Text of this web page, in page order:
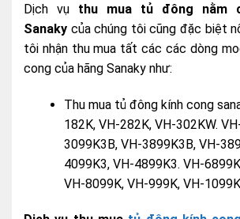
Dịch vụ thu mua tủ đông nằm
Sanaky của chúng tôi cũng đặc biệt
tôi nhận thu mua tất các các dòng
cong của hãng Sanaky như:
Thu mua tủ đông kính cong
182K, VH-282K, VH-302KW.
3099K3B, VH-3899K3B, VH-
4099K3, VH-4899K3. VH-
VH-8099K, VH-999K, VH-